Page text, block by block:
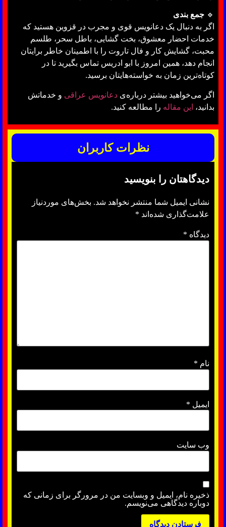
🔹 جمع بندی
اگر به دنبال یک دعانویس قوی و مجرب در قزوین هستید که
خدمات احضار معشوق، بخت گشایی، باطل سحر، طلسم
محبت، گشایش کار و فال تاروت را با اطمینان خاطر برایتان
انجام دهد، همین امروز با ابو ادریس تماس بگیرید تا در
کوتاه‌ترین زمان به خواسته‌هایتان برسید.
اگر می‌خواهید بیشتر درباره‌ی دعانویس عراقی و خدماتش
بدانید، این مقاله را مطالعه کنید.
نظرات کاربران
دیدگاهتان را بنویسید
نشانی ایمیل شما منتشر نخواهد شد. بخش‌های موردنیاز
علامت‌گذاری شده‌اند *
دیدگاه *
نام *
ایمیل *
وب‌ سایت
ذخیره نام، ایمیل و وبسایت من در مرورگر برای زمانی که
دوباره دیدگاهی می‌نویسم.